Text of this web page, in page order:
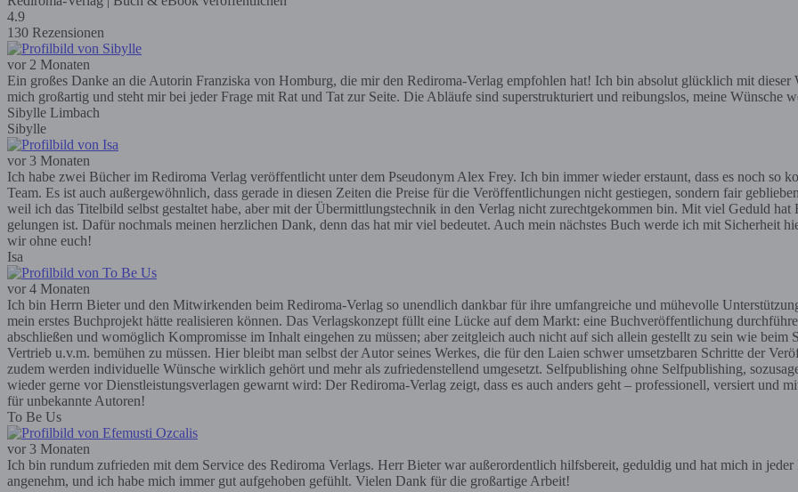
4.9
130 Rezensionen
vor 2 Monaten
Ein großes Danke an die Autorin Franziska von Homburg, die mir den Rediroma-Verlag empfohlen hat! Ich bin absolut glücklich mit
mich großartig und steht mir bei jeder Frage mit Rat und Tat zur Seite. Die Abläufe sind superstrukturiert und reibungslos, meine Wünsche
Sibylle Limbach
Sibylle
vor 3 Monaten
Ich habe zwei Bücher im Rediroma Verlag veröffentlicht unter dem Pseudonym Alex Frey. Ich bin immer wieder erstaunt, dass es noch so
Team. Es ist auch außergewöhnlich, dass gerade in diesen Zeiten die Preise für die Veröffentlichungen nicht gestiegen, sondern fair
weil ich das Titelbild selbst gestaltet habe, aber mit der Übermittlungstechnik in den Verlag nicht zurechtgekommen bin. Mit viel Geduld
gelungen ist. Dafür nochmals meinen herzlichen Dank, denn das hat mir viel bedeutet. Auch mein nächstes Buch werde ich mit Sicherheit
wir ohne euch!
Isa
vor 4 Monaten
Ich bin Herrn Bieter und den Mitwirkenden beim Rediroma-Verlag so unendlich dankbar für ihre umfangreiche und mühevolle
mein erstes Buchprojekt hätte realisieren können. Das Verlagskonzept füllt eine Lücke auf dem Markt: eine Buchveröffentlichung
abschließen und womöglich Kompromisse im Inhalt eingehen zu müssen; aber zeitgleich auch nicht auf sich allein gestellt zu sein wie
Vertrieb u.v.m. bemühen zu müssen. Hier bleibt man selbst der Autor seines Werkes, die für den Laien schwer umsetzbaren Schritte der
zudem werden individuelle Wünsche wirklich gehört und mehr als zufriedenstellend umgesetzt. Selfpublishing ohne Selfpublishing,
wieder gerne vor Dienstleistungsverlagen gewarnt wird: Der Rediroma-Verlag zeigt, dass es auch anders geht – professionell, versiert und
für unbekannte Autoren!
To Be Us
vor 3 Monaten
Ich bin rundum zufrieden mit dem Service des Rediroma Verlags. Herr Bieter war außerordentlich hilfsbereit, geduldig und hat mich in
angenehm, und ich habe mich immer gut aufgehoben gefühlt. Vielen Dank für die großartige Arbeit!